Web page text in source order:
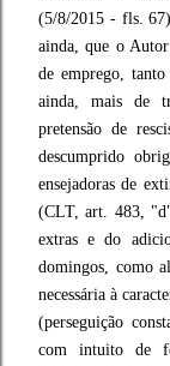
(5/8/2015 - fls.
ainda, que o
de emprego,
ainda, mais de
pretensão de
descumprido
ensejadoras de
(CLT, art. 483,
extras e do
domingos, como
necessária à
(perseguição
com intuito de